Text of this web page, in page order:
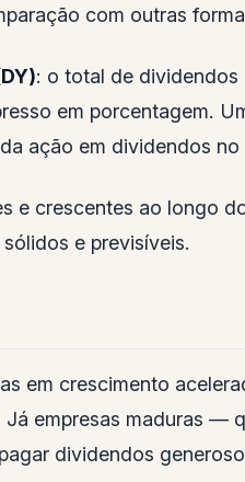
com outras
: o total de dividendos
em porcentagem.
ação em dividendos no
e crescentes ao longo
e previsíveis.
em crescimento
empresas maduras —
dividendos